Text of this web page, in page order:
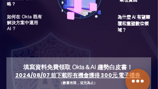
略？
如何在 Okta 既有
解決方案中運用
AI ?
為什麼 AI 有望顛
覆和重塑數位領
域？
填寫資料免費領取 Okta＆AI 趨勢白皮書！
2024/08/07 前下載即有機會獲得 300元 電子禮券
（數量有限，送完為止）